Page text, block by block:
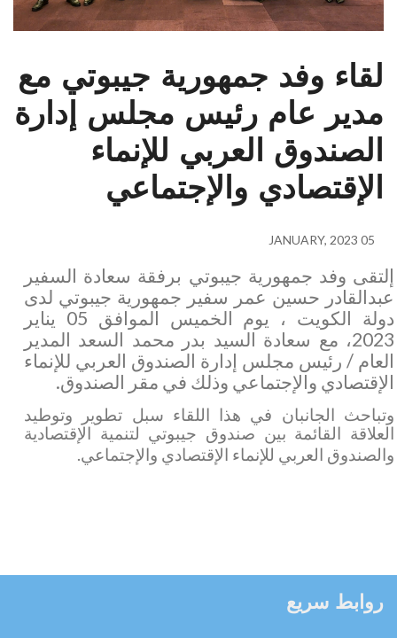
لقاء وفد جمهورية جيبوتي مع
مدير عام رئيس مجلس إدارة
الصندوق العربي للإنماء
الإقتصادي والإجتماعي
05 JANUARY, 2023
إلتقى وفد جمهورية جيبوتي برفقة سعادة السفير
عبدالقادر حسين عمر سفير جمهورية جيبوتي لدى
دولة الكويت ، يوم الخميس
الموافق 05 يناير
2023، مع سعادة السيد بدر محمد
السعد المدير
العام / رئيس مجلس إدارة الصندوق العربي للإنماء
الإقتصادي والإجتماعي وذلك في مقر الصندوق.
وتباحث الجانبان في هذا اللقاء سبل تطوير وتوطيد
العلاقة القائمة بين صندوق جيبوتي لتنمية الإقتصادية
والصندوق العربي للإنماء الإقتصادي والإجتماعي.
روابط سريع